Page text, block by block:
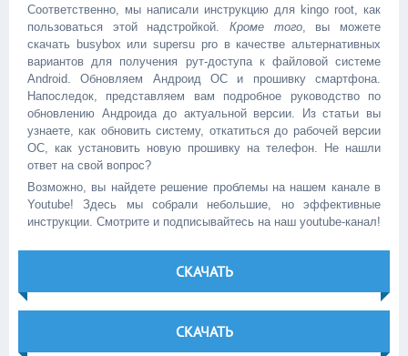
Соответственно, мы написали инструкцию для kingo root, как
пользоваться этой надстройкой. Кроме того, вы можете
скачать busybox или supersu pro в качестве альтернативных
вариантов для получения рут-доступа к файловой системе
Android. Обновляем Андроид ОС и прошивку смартфона.
Напоследок, представляем вам подробное руководство по
обновлению Андроида до актуальной версии. Из статьи вы
узнаете, как обновить систему, откатиться до рабочей версии
ОС, как установить новую прошивку на телефон. Не нашли
ответ на свой вопрос?
Возможно, вы найдете решение проблемы на нашем канале в
Youtube! Здесь мы собрали небольшие, но эффективные
инструкции. Смотрите и подписывайтесь на наш youtube-канал!
СКАЧАТЬ
СКАЧАТЬ